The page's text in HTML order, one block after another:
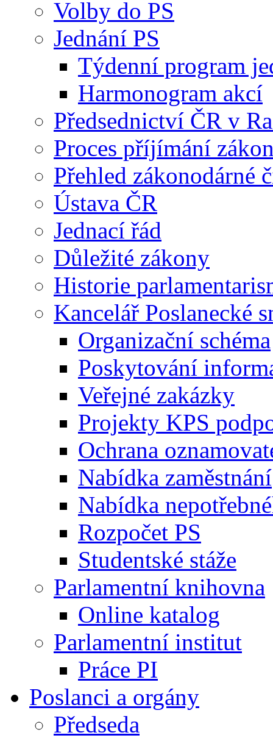
Volby do PS
Jednání PS
Týdenní program
Harmonogram akcí
Předsednictví ČR v
Proces příjímání
Přehled zákonodárné
Ústava ČR
Jednací řád
Důležité zákony
Historie
Kancelář Poslanecké
Organizační schéma
Poskytování
Veřejné zakázky
Projekty KPS
Ochrana
Nabídka zaměstnání
Nabídka
Rozpočet PS
Studentské stáže
Parlamentní knihovna
Online katalog
Parlamentní institut
Práce PI
Poslanci a orgány
Předseda